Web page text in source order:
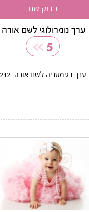
ערך נומרולוגי לשם אורה
5
>>
ערך בגימטריה לשם אורה 212